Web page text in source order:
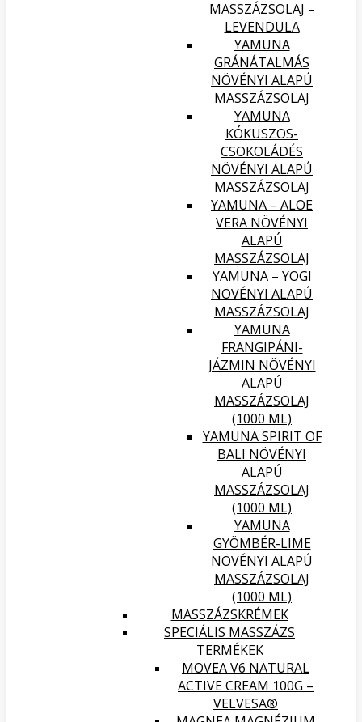
MASSZÁZSOLAJ –
LEVENDULA
YAMUNA
GRÁNÁTALMÁS
NÖVÉNYI ALAPÚ
MASSZÁZSOLAJ
YAMUNA
KÓKUSZOS-
CSOKOLÁDÉS
NÖVÉNYI ALAPÚ
MASSZÁZSOLAJ
YAMUNA – ALOE
VERA NÖVÉNYI
ALAPÚ
MASSZÁZSOLAJ
YAMUNA – YOGI
NÖVÉNYI ALAPÚ
MASSZÁZSOLAJ
YAMUNA
FRANGIPÁNI-
JÁZMIN NÖVÉNYI
ALAPÚ
MASSZÁZSOLAJ
(1000 ML)
YAMUNA SPIRIT OF
BALI NÖVÉNYI
ALAPÚ
MASSZÁZSOLAJ
(1000 ML)
YAMUNA
GYÖMBÉR-LIME
NÖVÉNYI ALAPÚ
MASSZÁZSOLAJ
(1000 ML)
MASSZÁZSKRÉMEK
SPECIÁLIS MASSZÁZS
TERMÉKEK
MOVEA V6 NATURAL
ACTIVE CREAM 100G –
VELVESA®